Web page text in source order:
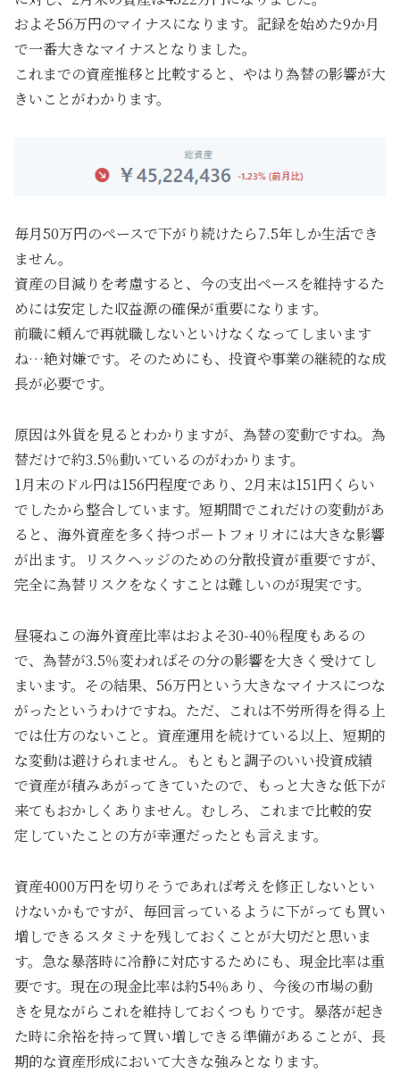
およそ56万円のマイナスになります。記録を始めた9か月
で一番大きなマイナスとなりました。
これまでの資産推移と比較すると、やはり為替の影響が大
きいことがわかります。
毎月50万円のペースで下がり続けたら7.5年しか生活でき
ません。
資産の目減りを考慮すると、今の支出ペースを維持するた
めには安定した収益源の確保が重要になります。
前職に頼んで再就職しないといけなくなってしまいます
ね…絶対嫌です。そのためにも、投資や事業の継続的な成
長が必要です。
原因は外貨を見るとわかりますが、為替の変動ですね。為
替だけで約3.5％動いているのがわかります。
1月末のドル円は156円程度であり、2月末は151円くらい
でしたから整合しています。短期間でこれだけの変動があ
ると、海外資産を多く持つポートフォリオには大きな影響
が出ます。リスクヘッジのための分散投資が重要ですが、
完全に為替リスクをなくすことは難しいのが現実です。
昼寝ねこの海外資産比率はおよそ30-40％程度もあるの
で、為替が3.5％変わればその分の影響を大きく受けてし
まいます。その結果、56万円という大きなマイナスにつな
がったというわけですね。ただ、これは不労所得を得る上
では仕方のないこと。資産運用を続けている以上、短期的
な変動は避けられません。もともと調子のいい投資成績
で資産が積みあがってきていたので、もっと大きな低下が
来てもおかしくありません。むしろ、これまで比較的安
定していたことの方が幸運だったとも言えます。
資産4000万円を切りそうであれば考えを修正しないとい
けないかもですが、毎回言っているように下がっても買い
増しできるスタミナを残しておくことが大切だと思いま
す。急な暴落時に冷静に対応するためにも、現金比率は重
要です。現在の現金比率は約54％あり、今後の市場の動
きを見ながらこれを維持しておくつもりです。暴落が起き
た時に余裕を持って買い増しできる準備があることが、長
期的な資産形成において大きな強みとなります。